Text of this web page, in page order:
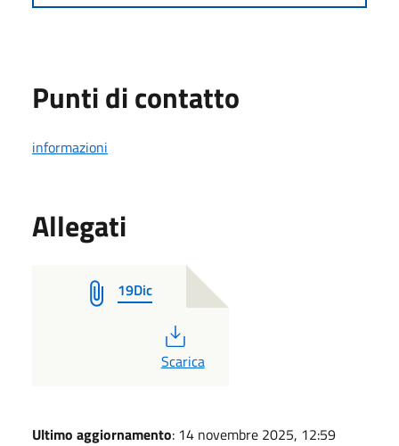
Punti di contatto
informazioni
Allegati
19Dic
PDF
Scarica
Ultimo aggiornamento: 14 novembre 2025, 12:59